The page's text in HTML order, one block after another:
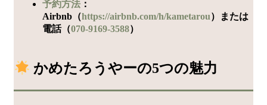
予約方法 ：
Airbnb（https://airbnb.com/h/kametarou）または
電話（070-9169-3588）
かめたろうやーの5つの魅力